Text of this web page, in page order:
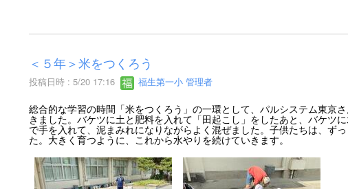
＜５年＞米をつくろう
投稿日時 : 5/20 17:16 福生第一小 管理者
総合的な学習の時間「米をつくろう」の一環として、パルシステム東京
きました。バケツに土と肥料を入れて「田起こし」をしたあと、バケツ
で手を入れて、泥まみれになりながらよく混ぜました。子供たちは、ず
た。大きく育つように、これから水やりを続けていきます。